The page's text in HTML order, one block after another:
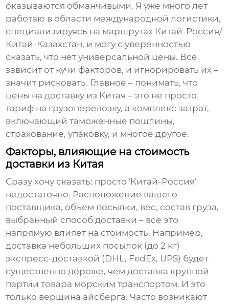
оказываются обманчивыми. Я уже много лет
работаю в области международной логистики,
специализируясь на маршрутах Китай-Россия/
Китай-Казахстан, и могу с уверенностью
сказать, что нет универсальной цены. Всё
зависит от кучи факторов, и игнорировать их –
значит рисковать. Главное – понимать, что
цены на доставку из Китая – это не просто
тариф на грузоперевозку, а комплекс затрат,
включающий таможенные пошлины,
страхование, упаковку, и многое другое.
Факторы, влияющие на стоимость
доставки из Китая
Сразу хочу сказать: просто 'Китай-Россия'
недостаточно. Расположение вашего
поставщика, объем посылки, вес, состав груза,
выбранный способ доставки – всё это
напрямую влияет на стоимость. Например,
доставка небольших посылок (до 2 кг)
экспресс-доставкой (DHL, FedEx, UPS) будет
существенно дороже, чем доставка крупной
партии товара морским транспортом. И это
только вершина айсберга. Часто возникают